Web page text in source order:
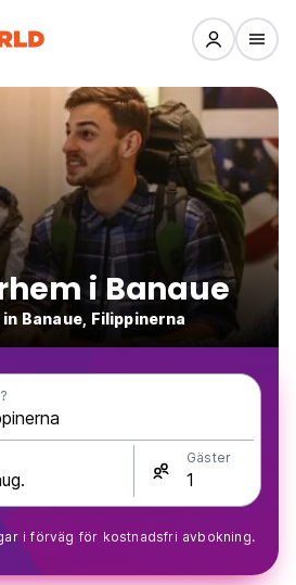
i Banaue
Banaue, Filippinerna
Gäster
i förväg för kostnadsfri avbokning.